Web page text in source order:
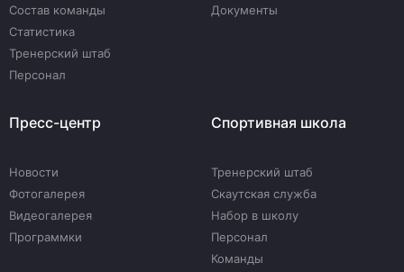
Состав команды
Статистика
Тренерский штаб
Персонал
Документы
Пресс-центр
Новости
Фотогалерея
Видеогалерея
Программки
Спортивная школа
Тренерский штаб
Скаутская служба
Набор в школу
Персонал
Команды